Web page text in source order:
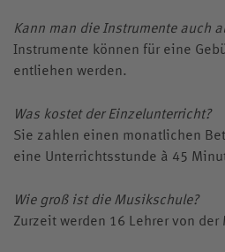
Kann man die Instrumente auch
Instrumente können für eine
entliehen werden.
Was kostet der Einzelunterricht?
Sie zahlen einen monatlichen
eine Unterrichtsstunde à 45
Wie groß ist die Musikschule?
Zurzeit werden 16 Lehrer von